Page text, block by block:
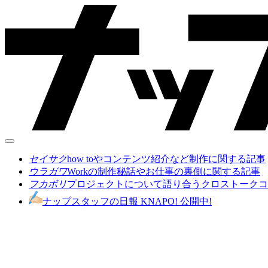
セイサクhow toやコンテンツ紹介など制作に関する記事
ウラガワWorkの制作秘話やお仕事の裏側に関する記事
フカボリプロジェクトについて語り合うクロストーク
ナップスタッフの日報 KNAPO! 公開中!